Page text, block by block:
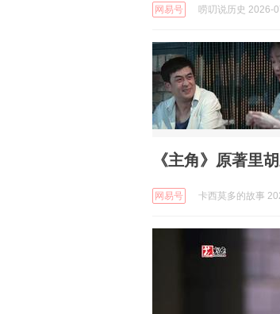
网易号 唠叨说历史 2026-
《主角》原著里
网易号 卡西莫多的故事